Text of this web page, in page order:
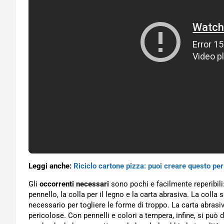
Leggi anche: Riciclo cartone pizza: puoi creare questo
Gli occorrenti necessari sono pochi e facilmente
pennello, la colla per il legno e la carta abrasiva. La
necessario per togliere le forme di troppo. La carta
pericolose. Con pennelli e colori a tempera, infine, si